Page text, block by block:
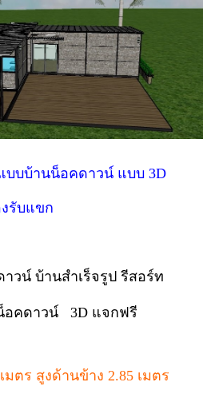
บบบ้านน็อคดาวน์ แบบ 3D
รับแขก
วน์ บ้านสำเร็จรูป รีสอร์ท
อคดาวน์ 3D แจกฟรี
ตร สูงด้านข้าง 2.85 เมตร